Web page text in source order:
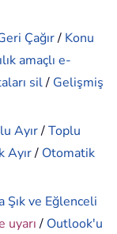
Çağır/ Konu
amaçlı e-
sil/ Gelişmiş
Ayır/Toplu
Ayır/ Otomatik
Şık ve Eğlenceli
uyarı/ Outlook'u